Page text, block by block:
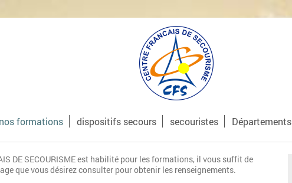
nos formations dispositifs secours secouristes Départements
DE SECOURISME est habilité pour les formations, il vous suffit de
que vous désirez consulter pour obtenir les renseignements.